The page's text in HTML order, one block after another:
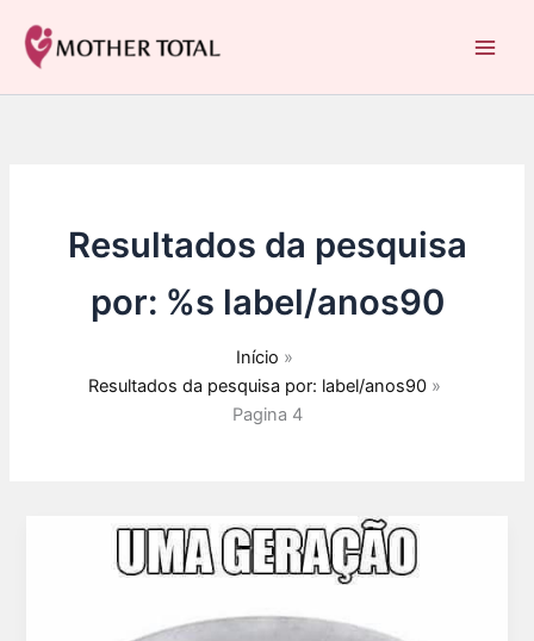
para
conteúdo
Resultados da pesquisa
por: %s label/anos90
Início
Resultados da pesquisa por: label/anos90
Pagina 4